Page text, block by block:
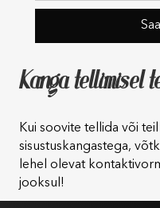
Kanga tellimisel
Kui soovite tellida või
sisustuskangastega,
lehel olevat
jooksul!